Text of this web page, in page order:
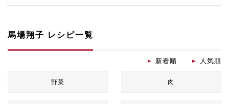
馬場翔子 レシピ一覧
新着順 人気順
野菜 肉